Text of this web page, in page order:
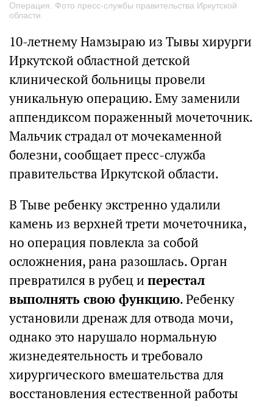
Операция. Фото пресс-службы правительства Иркутской
области
10-летнему Намзыраю из Тывы хирурги
Иркутской областной детской
клинической больницы провели
уникальную операцию. Ему заменили
аппендиксом пораженный мочеточник.
Мальчик страдал от мочекаменной
болезни, сообщает пресс-служба
правительства Иркутской области.
В Тыве ребенку экстренно удалили
камень из верхней трети мочеточника,
но операция повлекла за собой
осложнения, рана разошлась. Орган
превратился в рубец и перестал
выполнять свою функцию. Ребенку
установили дренаж для отвода мочи,
однако это нарушало нормальную
жизнедеятельность и требовало
хирургического вмешательства для
восстановления естественной работы